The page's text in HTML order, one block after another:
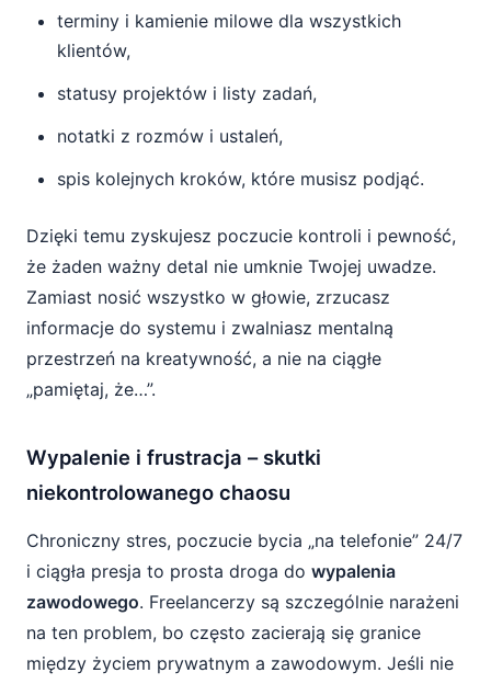
terminy i kamienie milowe dla wszystkich
klientów,
statusy projektów i listy zadań,
notatki z rozmów i ustaleń,
spis kolejnych kroków, które musisz podjąć.
Dzięki temu zyskujesz poczucie kontroli i pewność,
że żaden ważny detal nie umknie Twojej uwadze.
Zamiast nosić wszystko w głowie, zrzucasz
informacje do systemu i zwalniasz mentalną
przestrzeń na kreatywność, a nie na ciągłe
„pamiętaj, że…”.
Wypalenie i frustracja – skutki
niekontrolowanego chaosu
Chroniczny stres, poczucie bycia „na telefonie” 24/7
i ciągła presja to prosta droga do wypalenia
zawodowego. Freelancerzy są szczególnie narażeni
na ten problem, bo często zacierają się granice
między życiem prywatnym a zawodowym. Jeśli nie